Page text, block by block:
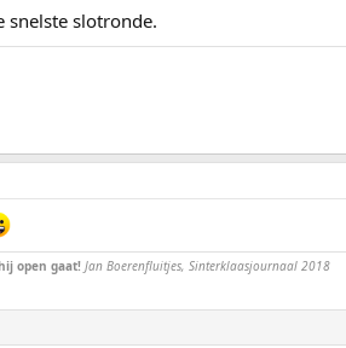
slotronde.
open gaat! Jan Boerenfluitjes, Sinterklaasjournaal 2018